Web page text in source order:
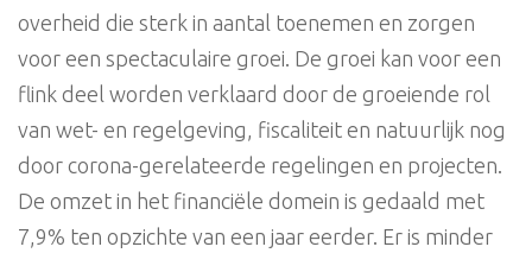
overheid die sterk in aantal toenemen en zorgen
voor een spectaculaire groei. De groei kan voor een
flink deel worden verklaard door de groeiende rol
van wet- en regelgeving, fiscaliteit en natuurlijk nog
door corona-gerelateerde regelingen en projecten.
De omzet in het financiële domein is gedaald met
7,9% ten opzichte van een jaar eerder. Er is minder